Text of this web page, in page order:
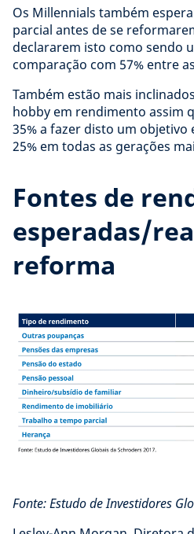
Os Millennials também
parcial antes de se
declararem isto como sendo
comparação com 57% entre
Também estão mais
hobby em rendimento assim
35% a fazer disto um objetivo
25% em todas as gerações
Fontes de
esperadas/
reforma
Fonte: Estudo de Investidores